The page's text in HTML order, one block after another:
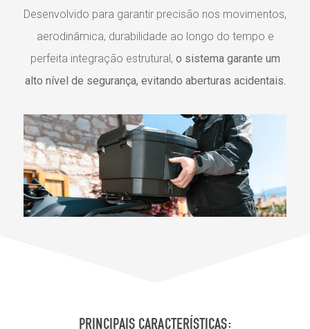
Desenvolvido para garantir precisão nos movimentos,
aerodinâmica, durabilidade ao longo do tempo e
perfeita integração estrutural, o sistema garante um
alto nível de segurança, evitando aberturas acidentais.
PRINCIPAIS CARACTERÍSTICAS: